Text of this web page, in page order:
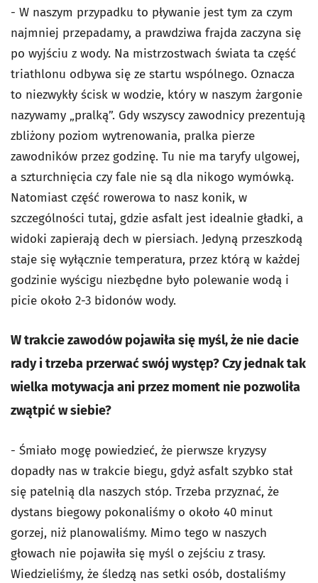
- W naszym przypadku to pływanie jest tym za czym
najmniej przepadamy, a prawdziwa frajda zaczyna się
po wyjściu z wody. Na mistrzostwach świata ta część
triathlonu odbywa się ze startu wspólnego. Oznacza
to niezwykły ścisk w wodzie, który w naszym żargonie
nazywamy „pralką”. Gdy wszyscy zawodnicy prezentują
zbliżony poziom wytrenowania, pralka pierze
zawodników przez godzinę. Tu nie ma taryfy ulgowej,
a szturchnięcia czy fale nie są dla nikogo wymówką.
Natomiast część rowerowa to nasz konik, w
szczególności tutaj, gdzie asfalt jest idealnie gładki, a
widoki zapierają dech w piersiach. Jedyną przeszkodą
staje się wyłącznie temperatura, przez którą w każdej
godzinie wyścigu niezbędne było polewanie wodą i
picie około 2-3 bidonów wody.
W trakcie zawodów pojawiła się myśl, że nie dacie
rady i trzeba przerwać swój występ? Czy jednak tak
wielka motywacja ani przez moment nie pozwoliła
zwątpić w siebie?
- Śmiało mogę powiedzieć, że pierwsze kryzysy
dopadły nas w trakcie biegu, gdyż asfalt szybko stał
się patelnią dla naszych stóp. Trzeba przyznać, że
dystans biegowy pokonaliśmy o około 40 minut
gorzej, niż planowaliśmy. Mimo tego w naszych
głowach nie pojawiła się myśl o zejściu z trasy.
Wiedzieliśmy, że śledzą nas setki osób, dostaliśmy